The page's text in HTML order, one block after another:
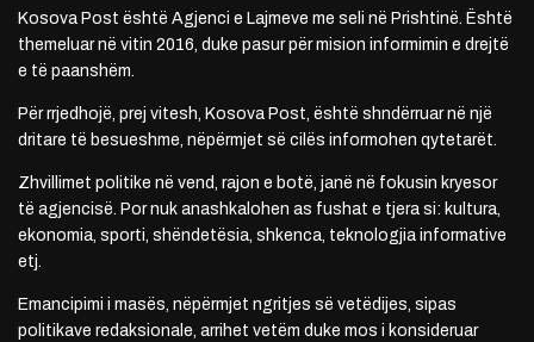
Kosova Post është Agjenci e Lajmeve me seli në Prishtinë. Është
themeluar në vitin 2016, duke pasur për mision informimin e drejtë
e të paanshëm.
Për rrjedhojë, prej vitesh, Kosova Post, është shndërruar në një
dritare të besueshme, nëpërmjet së cilës informohen qytetarët.
Zhvillimet politike në vend, rajon e botë, janë në fokusin kryesor
të agjencisë. Por nuk anashkalohen as fushat e tjera si: kultura,
ekonomia, sporti, shëndetësia, shkenca, teknologjia informative
etj.
Emancipimi i masës, nëpërmjet ngritjes së vetëdijes, sipas
politikave redaksionale, arrihet vetëm duke mos i konsideruar